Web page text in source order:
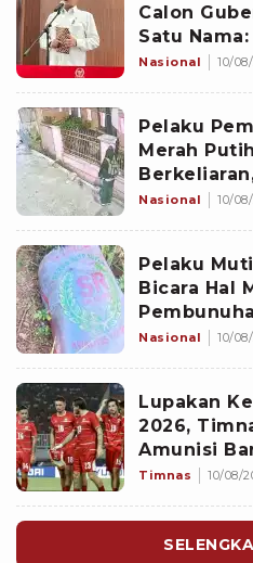
Calon
Satu
Nasional 10/
Pelaku
Merah
Sayembara
Nasional 10/
Pelaku
Bicara Hal
Nasional 10/
Lupakan
2026,
Amunisi
Cup, Siapa?
Timnas 10/08/